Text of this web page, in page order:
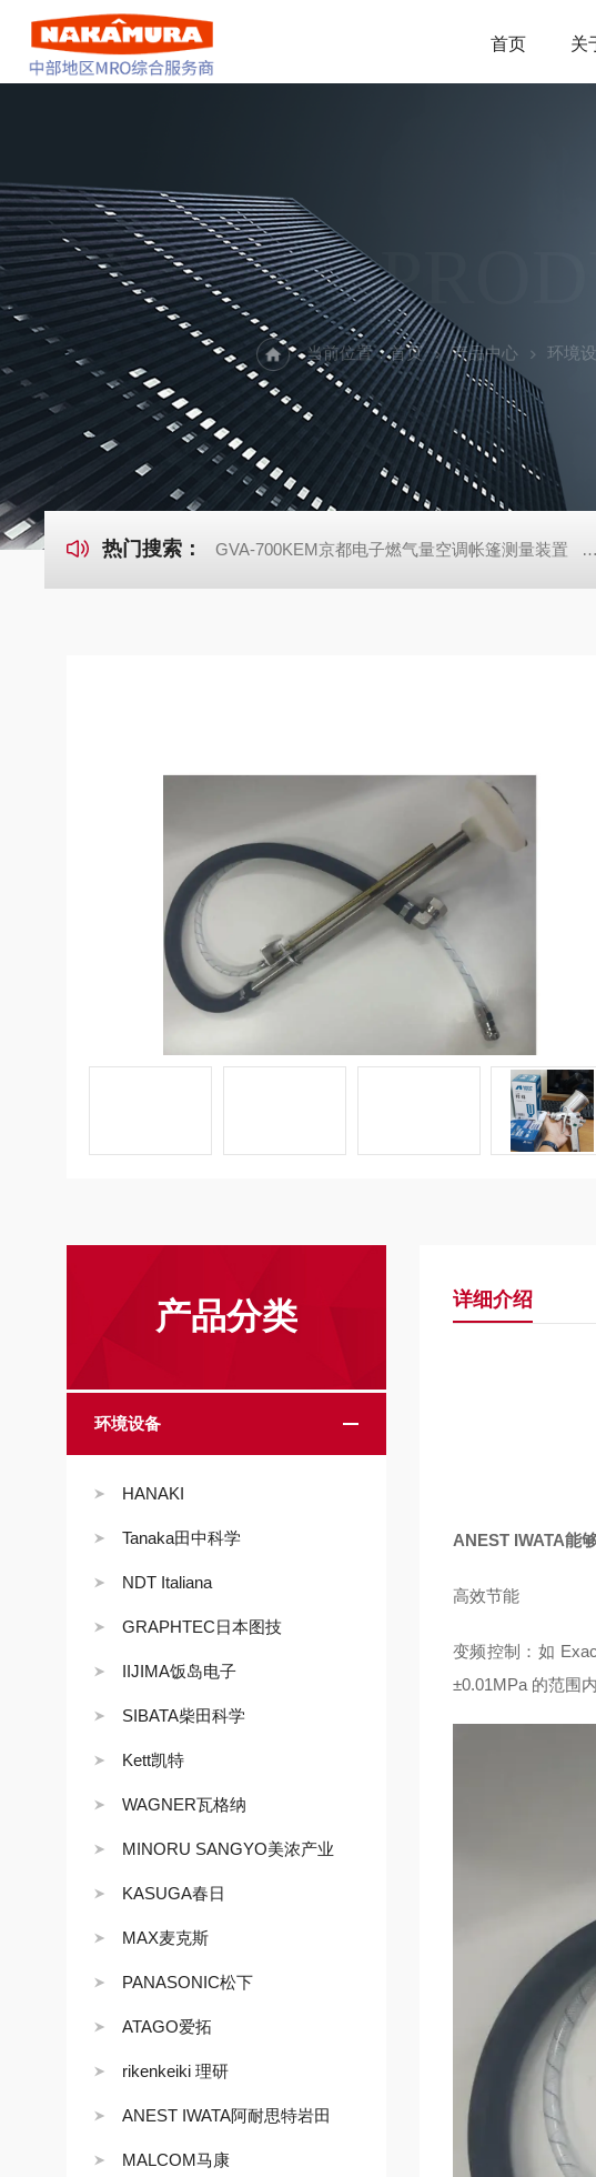
首页 关
当前位置：首页 产品中心 环境
热门搜索： GVA-700KEM京都电子燃气量空调帐篷测量装置
产品分类
环境设备
HANAKI
Tanaka田中科学
NDT Italiana
GRAPHTEC日本图技
IIJIMA饭岛电子
SIBATA柴田科学
Kett凯特
WAGNER瓦格纳
MINORU SANGYO美浓产业
KASUGA春日
MAX麦克斯
PANASONIC松下
ATAGO爱拓
rikenkeiki 理研
ANEST IWATA阿耐思特岩田
MALCOM马康
详细介绍
ANEST IWATA能
高效节能
变频控制：如
±0.01MPa 的范围